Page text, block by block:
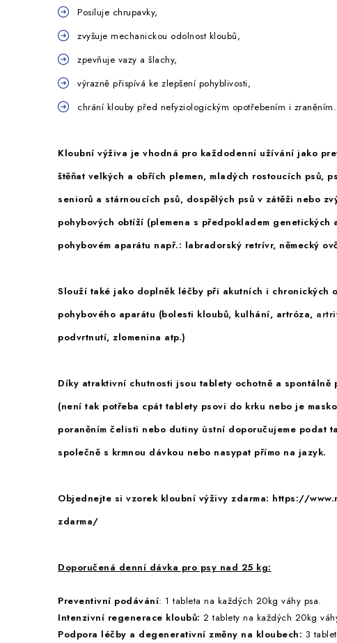
Posiluje chrupavky,
zvyšuje mechanickou odolnost kloubů,
zpevňuje vazy a šlachy,
výrazně přispívá ke zlepšení pohyblivosti,
chrání klouby před nefyziologickým opotřebením i zraněním.
Kloubní výživa je vhodná pro každodenní užívání jako
štěňat velkých a obřích plemen, mladých rostoucích psů,
seniorů a stárnoucích psů, dospělých psů v zátěži nebo
pohybových obtíží (plemena s předpokladem genetických
pohybovém aparátu např.: labradorský retrívr, německý
Slouží také jako doplněk léčby při akutních i chronických
pohybového aparátu (bolesti kloubů, kulhání, artróza,
podvrtnutí, zlomenina atp.)
Díky atraktivní chutnosti jsou tablety ochotně a spontálně
(není tak potřeba cpát tablety psovi do krku nebo je
poraněním čelisti nebo dutiny ústní doporučujeme podat
společně s krmnou dávkou nebo nasypat přímo na jazyk.
Objednejte si vzorek kloubní výživy zdarma: https://
zdarma/
Doporučená denní dávka pro psy nad 25 kg:
Preventivní podávání: 1 tableta na každých 20kg váhy psa.
Intenzivní regenerace kloubů: 2 tablety na každých 20kg
Podpora léčby a degenerativní změny na kloubech: 3